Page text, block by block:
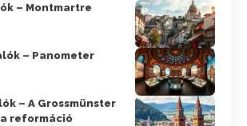
– Montmartre
– Panometer
– A Grossmünster
reformáció